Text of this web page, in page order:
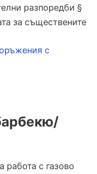
разпоредби §
за съществените
с
работа с газово